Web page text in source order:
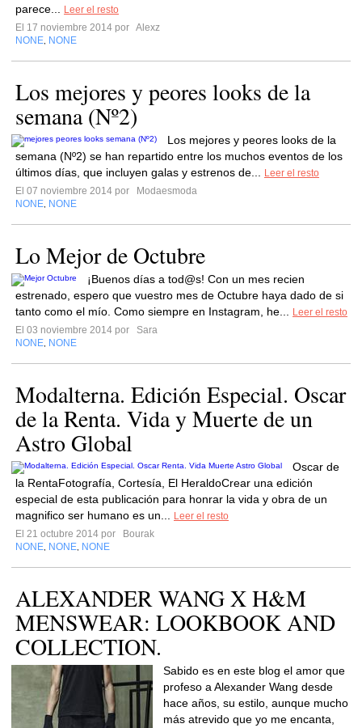
parece...
Leer el resto
El 17 noviembre 2014 por Alexz
NONE NONE
Los mejores y peores looks de la
semana (Nº2)
Los mejores y peores looks de la
semana (Nº2) se han repartido entre los muchos eventos de los
últimos días, que incluyen galas y estrenos de...
Leer el resto
El 07 noviembre 2014 por
Modaesmoda
NONE NONE
Lo Mejor de Octubre
¡Buenos días a tod@s! Con un mes recien
estrenado, espero que vuestro mes de Octubre haya dado de si
tanto como el mío. Como siempre en Instagram, he...
Leer el resto
El 03 noviembre 2014 por
Sara
NONE NONE
Modalterna. Edición Especial. Oscar
de la Renta. Vida y Muerte de un
Astro Global
Oscar de
la RentaFotografía, Cortesía, El HeraldoCrear una edición
especial de esta publicación para honrar la vida y obra de un
magnifico ser humano es un...
Leer el resto
El 21 octubre 2014 por
Bourak
NONE NONE NONE
ALEXANDER WANG X H&M
MENSWEAR: LOOKBOOK AND
COLLECTION.
Sabido es en este blog el amor que
profeso a Alexander Wang desde
hace años, su estilo, aunque mucho
más atrevido que yo me encanta,